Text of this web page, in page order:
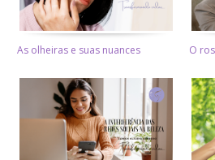
As olheiras e suas nuances O